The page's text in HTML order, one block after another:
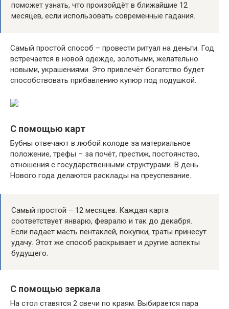
поможет узнать, что произойдёт в ближайшие 12
месяцев, если использовать современные гадания.
Самый простой способ – провести ритуал на деньги. Год
встречается в новой одежде, золотыми, желательно
новыми, украшениями. Это привлечёт богатство будет
способствовать прибавлению купюр под подушкой.
С помощью карт
Бубны отвечают в любой колоде за материальное
положение, трефы – за почёт, престиж, постоянство,
отношения с государственными структурами. В день
Нового года делаются расклады на преуспевание.
Самый простой – 12 месяцев. Каждая карта
соответствует январю, февралю и так до декабря.
Если падает масть пентаклей, покупки, траты принесут
удачу. Этот же способ раскрывает и другие аспекты
будущего.
С помощью зеркала
На стол ставятся 2 свечи по краям. Выбирается пара